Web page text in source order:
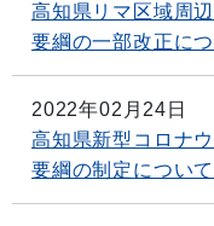
高知県リマ区域周
要綱の一部改正に
2022年02月24日
高知県新型コロナ
要綱の制定について